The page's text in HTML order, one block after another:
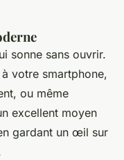
sonne sans ouvrir.
votre smartphone,
ou même
excellent moyen
gardant un œil sur